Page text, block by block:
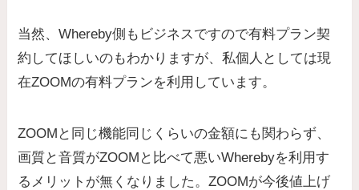
当然、Whereby側もビジネスですので有料プラン契
約してほしいのもわかりますが、私個人としては現
在ZOOMの有料プランを利用しています。
ZOOMと同じ機能同じくらいの金額にも関わらず、
画質と音質がZOOMと比べて悪いWherebyを利用す
るメリットが無くなりました。ZOOMが今後値上げ